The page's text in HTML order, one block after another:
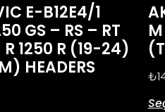
E-B12E4/1
GS – RS – RT
1250 R (19-24)
HEADERS
₺